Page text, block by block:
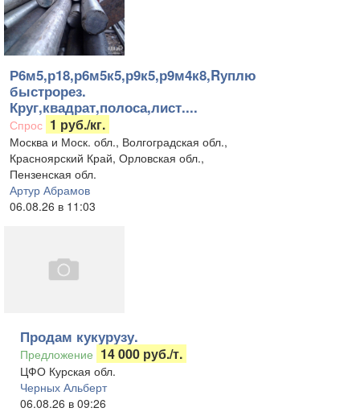
Р6м5,р18,р6м5к5,р9к5,р9м4к8,Rуплю
быстрорез.
Круг,квадрат,полоса,лист....
Спрос 1 руб./кг.
Москва и Моск. обл., Волгоградская обл.,
Красноярский Край, Орловская обл.,
Пензенская обл.
Артур Абрамов
06.08.26 в 11:03
Продам кукурузу.
Предложение 14 000 руб./т.
ЦФО Курская обл.
Черных Альберт
06.08.26 в 09:26